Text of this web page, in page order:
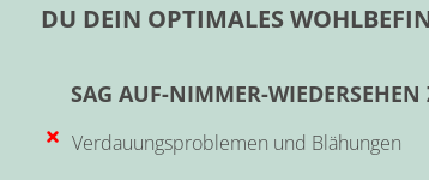
DU DEIN OPTIMALES
SAG AUF-NIMMER-WIEDERSEHEN
Verdauungsproblemen und Blähungen